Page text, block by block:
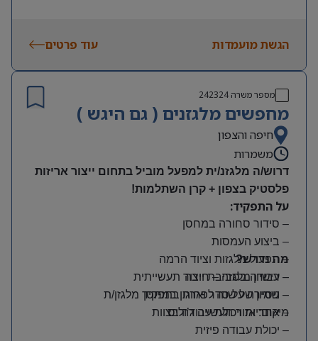
הגשת מועמדות עוד פרטים
מספר משרה242324
מחפשים מלגזנים ( גם היגש )
חיפה והצפון
משמרות
דרוש/ה מלגזנ/ית למפעל מוביל בתחום ייצור אריזות
פלסטיק בצפון + קרן השתלמות!
על התפקיד:
– סידור סחורה במחסן
– ביצוע העמסות
– תפעול מלגזות וציוד הרמה
– עבודה בסביבת ייצור תעשייתית
– שמירה על סדר וארגון במחסן
מה נדרש?
– רישיון מלגזה – חובה
– ניסיון של שנה לפחות בתפקיד מלגזן/ת
– אחריות ויכולת עבודה בצוות
– יכולת עבודה פיזית
מיקום: אזור תעשייה ג’וליס